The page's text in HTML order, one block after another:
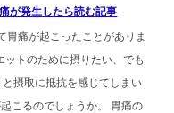
が発生したら読む記事
胃痛が起こったことがありま
ットのために摂りたい、でも
摂取に抵抗を感じてしまい
こるのでしょうか。 胃痛の